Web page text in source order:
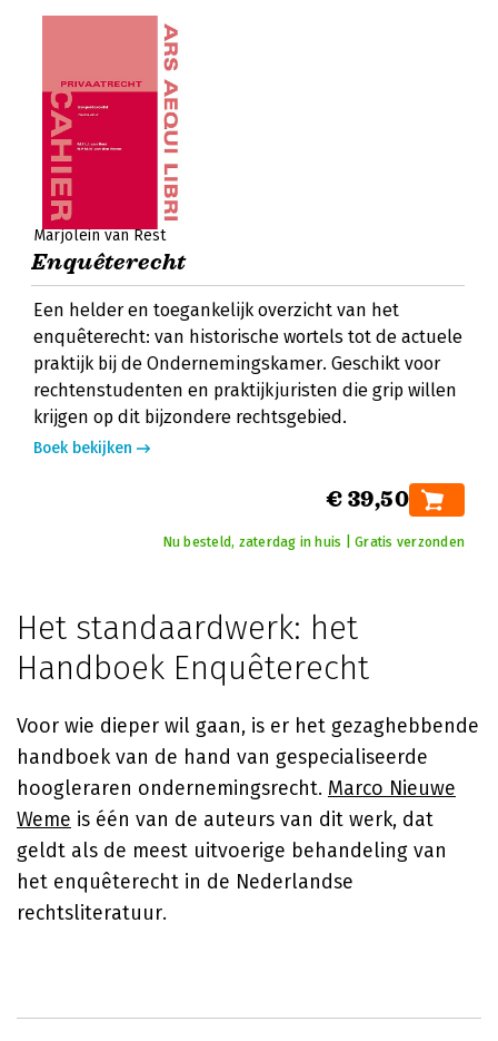
Marjolein van Rest
Enquêterecht
Een helder en toegankelijk overzicht van het
enquêterecht: van historische wortels tot de actuele
praktijk bij de Ondernemingskamer. Geschikt voor
rechtenstudenten en praktijkjuristen die grip willen
krijgen op dit bijzondere rechtsgebied.
Boek bekijken
€ 39,50
Nu besteld, zaterdag in huis | Gratis verzonden
Het standaardwerk: het
Handboek Enquêterecht
Voor wie dieper wil gaan, is er het gezaghebbende
handboek van de hand van gespecialiseerde
hoogleraren ondernemingsrecht. Marco Nieuwe
Weme is één van de auteurs van dit werk, dat
geldt als de meest uitvoerige behandeling van
het enquêterecht in de Nederlandse
rechtsliteratuur.